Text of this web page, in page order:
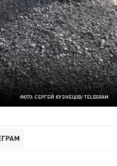
ФОТО: СЕРГЕЙ КУЗНЕЦОВ/ TELEGRAM